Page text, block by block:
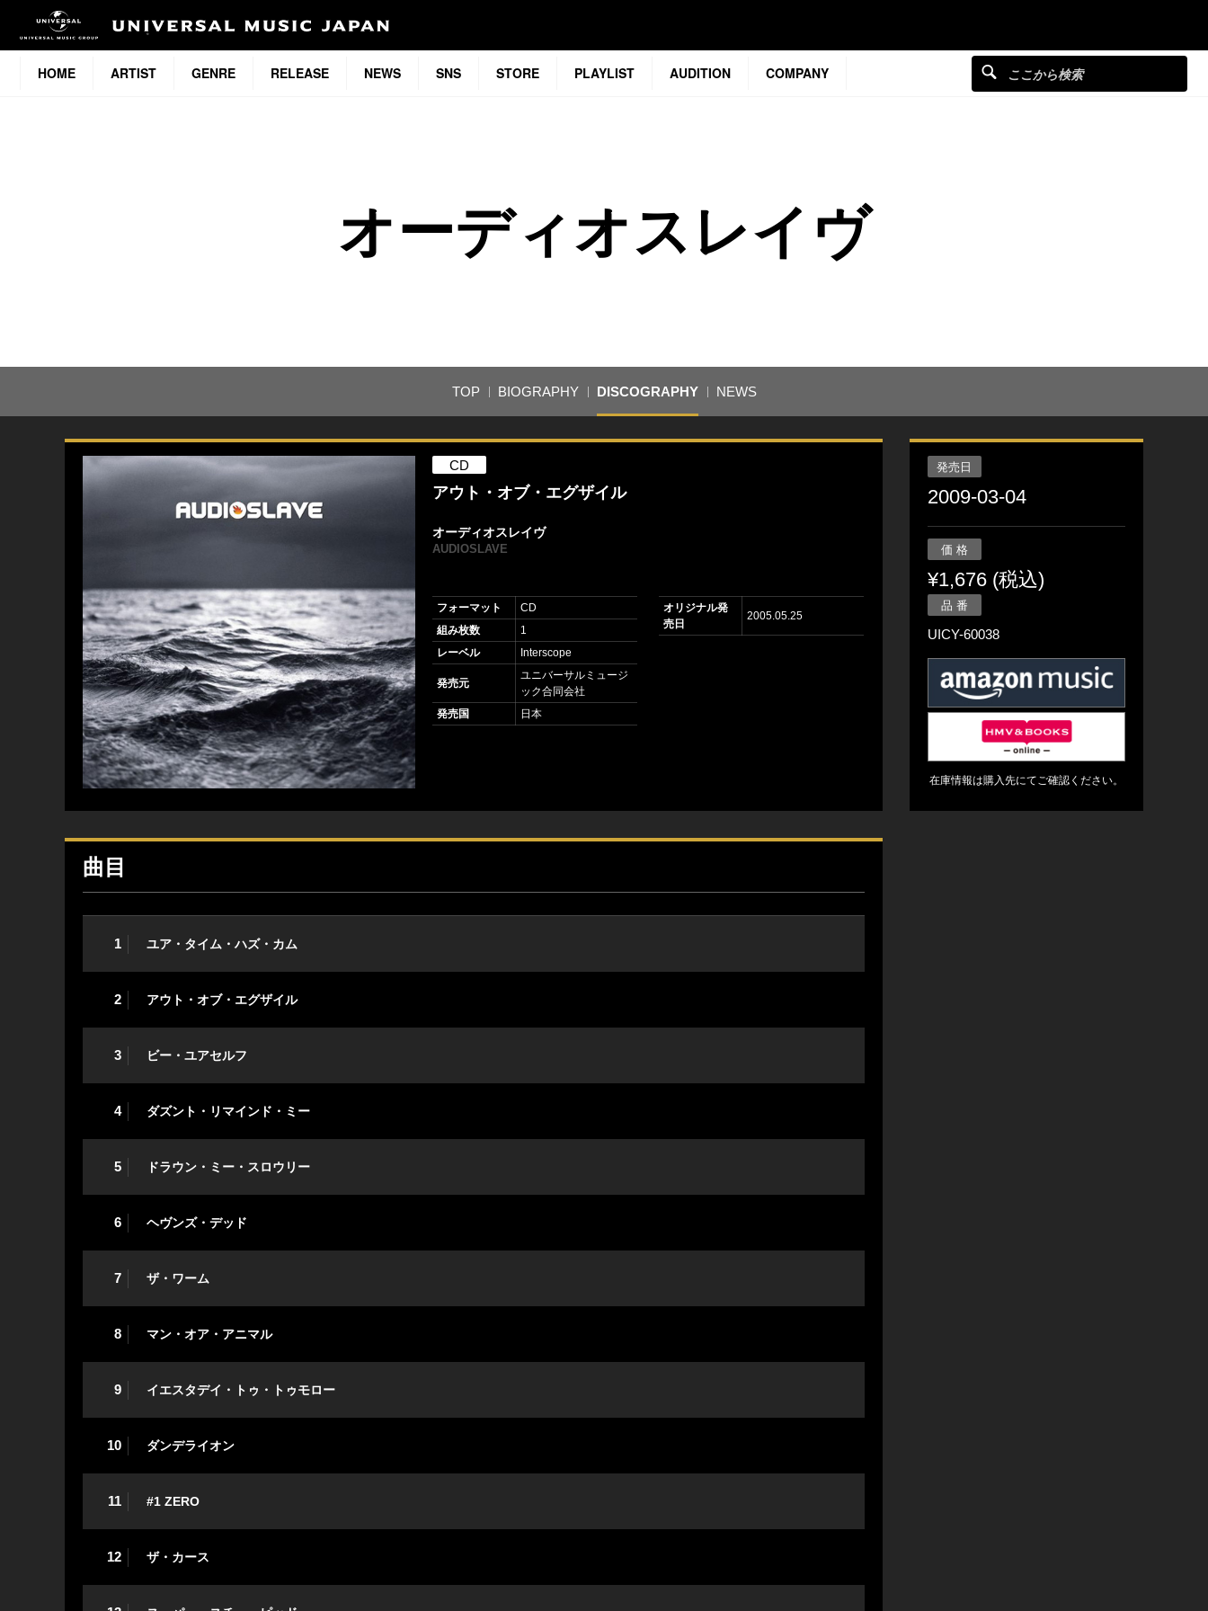
HOME ARTIST GENRE RELEASE NEWS SNS STORE PLAYLIST AUDITION COMPANY
オーディオスレイヴ
TOP BIOGRAPHY DISCOGRAPHY NEWS
CD
アウト・オブ・エグザイル
オーディオスレイヴ
AUDIOSLAVE
フォーマット
CD
組み枚数
1
レーベル
Interscope
発売元
ユニバーサルミュージ
ック合同会社
発売国
日本
オリジナル発
売日
2005.05.25
曲目
1 ユア・タイム・ハズ・カム
2 アウト・オブ・エグザイル
3 ビー・ユアセルフ
4 ダズント・リマインド・ミー
5 ドラウン・ミー・スロウリー
6 ヘヴンズ・デッド
7 ザ・ワーム
8 マン・オア・アニマル
9 イエスタデイ・トゥ・トゥモロー
10 ダンデライオン
11 #1 ZERO
12 ザ・カース
発売日
2009-03-04
価 格
¥1,676 (税込)
品 番
UICY-60038
在庫情報は購入先にてご確認ください。